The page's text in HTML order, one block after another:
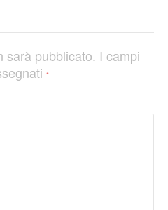
sarà pubblicato. I campi
*